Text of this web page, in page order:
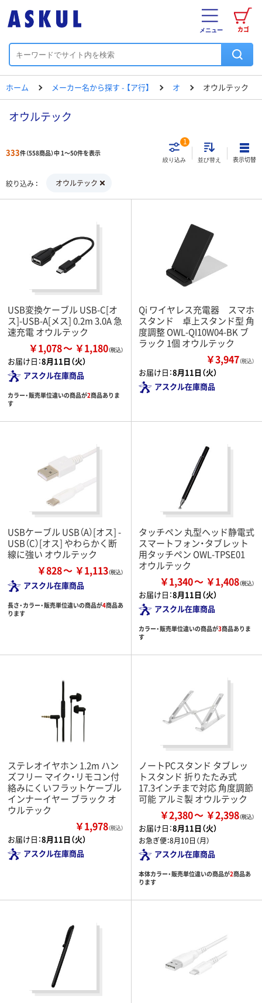
カゴ
メニュー
ホーム メーカー名から探す - 【ア行】 オ オウルテック
オウルテック
333件（558商品）中 1～50件を表示
絞り込み
1
並び替え 表示切替
絞り込み オウルテック
USB変換ケーブル USB-C[オ
ス]-USB-A[メス] 0.2m 3.0A 急
速充電 オウルテック
￥1,078 ￥1,180
お届け日：8月11日（火）
アスクル在庫商品
カラー・販売単位違いの商品が2商品ありま
す
Qi ワイヤレス充電器 スマホ
スタンド 卓上スタンド型 角
度調整 OWL-QI10W04-BK ブ
ラック 1個 オウルテック
￥3,947（税込）
お届け日：8月11日（火）
アスクル在庫商品
USBケーブル USB（A）[オス] -
USB（C）[オス] やわらかく断
線に強い オウルテック
￥828 ￥1,113
アスクル在庫商品
長さ・カラー・販売単位違いの商品が4商品あ
ります
タッチペン 丸型ヘッド静電式
スマートフォン・タブレット
用タッチペン OWL-TPSE01
オウルテック
￥1,340 ￥1,408
お届け日：8月11日（火）
アスクル在庫商品
カラー・販売単位違いの商品が3商品ありま
す
ステレオイヤホン 1.2m ハン
ズフリー マイク・リモコン付
絡みにくいフラットケーブル
インナーイヤー ブラック オ
ウルテック
￥1,978（税込）
お届け日：8月11日（火）
アスクル在庫商品
ノートPCスタンド タブレッ
トスタンド 折りたたみ式
17.3インチまで対応 角度調節
可能 アルミ製 オウルテック
￥2,380 ￥2,398
お届け日：8月11日（火）
お急ぎ便：8月10日（月）
アスクル在庫商品
本体カラー・販売単位違いの商品が2商品あ
ります